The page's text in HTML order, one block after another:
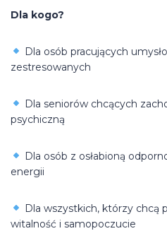
Dla kogo?
Dla osób pracujących
zestresowanych
Dla seniorów chcących
psychiczną
Dla osób z osłabioną
energii
Dla wszystkich, którzy chcą
witalność i samopoczucie